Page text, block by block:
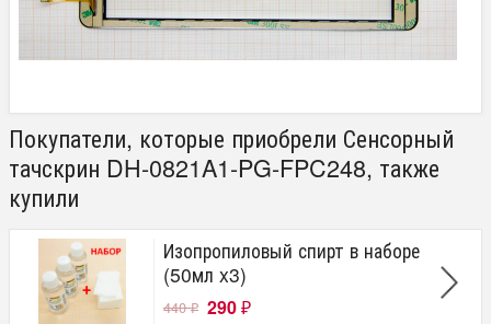
Покупатели, которые приобрели Сенсорный
тачскрин DH-0821A1-PG-FPC248, также
купили
Изопропиловый спирт в наборе
(50мл x3)
440₽ 290 ₽